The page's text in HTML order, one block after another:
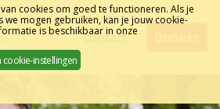
Menu contact
cookies om goed te functioneren. Als je
we mogen gebruiken, kan je jouw cookie-
is beschikbaar in onze
cookie-instellingen